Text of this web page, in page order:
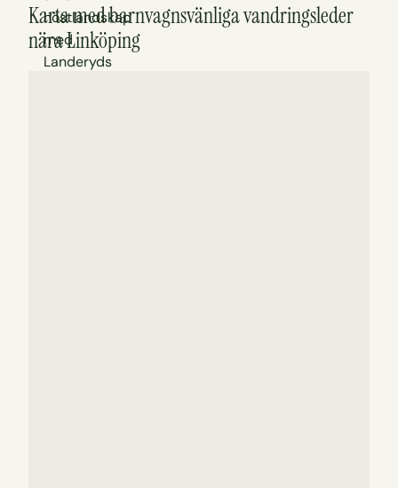
Karta med barnvagnsvänliga vandringsleder
nära Linköping